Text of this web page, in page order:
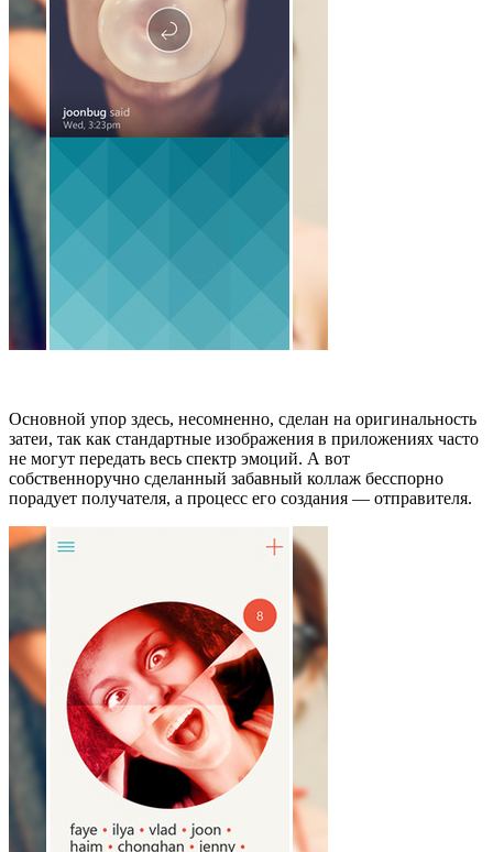
Основной упор здесь, несомненно, сделан на оригинальность
затеи, так как стандартные изображения в приложениях часто
не могут передать весь спектр эмоций. А вот
собственноручно сделанный забавный коллаж бесспорно
порадует получателя, а процесс его создания — отправителя.